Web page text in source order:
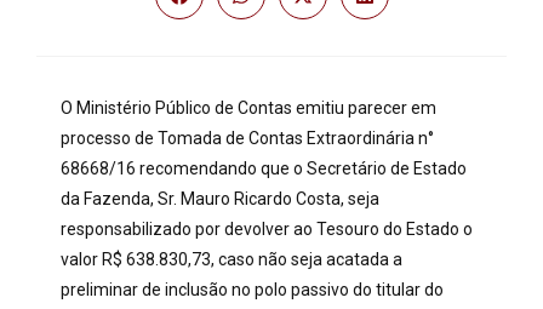
O Ministério Público de Contas emitiu parecer em
processo de Tomada de Contas Extraordinária n°
68668/16 recomendando que o Secretário de Estado
da Fazenda, Sr. Mauro Ricardo Costa, seja
responsabilizado por devolver ao Tesouro do Estado o
valor R$ 638.830,73, caso não seja acatada a
preliminar de inclusão no polo passivo do titular do